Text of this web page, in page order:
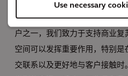
Use necessary
用于监测污染物、新鲜空气和噪音的
作为新冠期间在伦敦金融城签
户之一，我们致力于支持商业复
空间可以发挥重要作用，特别是
交联系以及更好地与客户接触时